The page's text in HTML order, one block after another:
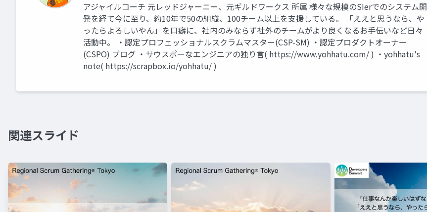
アジャイルコーチ 元レッドジャーニー、元ギルドワークス 所属 様々な規模のSIerでのシステム開
発を経て今に至り、約10年で50の組織、100チーム以上を支援している。 「ええと思うなら、や
ったらよろしいやん」を口癖に、社内のみならず社外のチームがより良くなるお手伝いなど日々
活動中。 ・認定プロフェッショナルスクラムマスター(CSP-SM) ・認定プロダクトオーナー
(CSPO) ブログ ・サウスポーなエンジニアの独り言( https://www.yohhatu.com/ ) ・yohhatu's
note( https://scrapbox.io/yohhatu/ )
関連スライド